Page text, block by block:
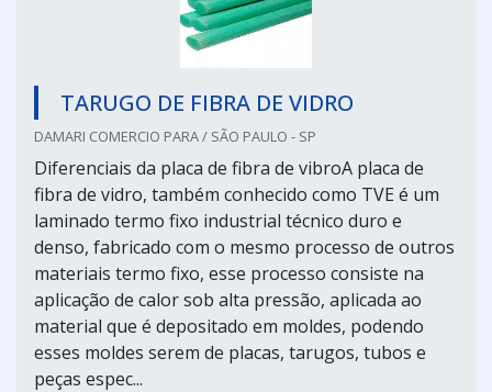
TARUGO DE FIBRA DE VIDRO
DAMARI COMERCIO PARA / SÃO PAULO - SP
Diferenciais da placa de fibra de vibroA placa de
fibra de vidro, também conhecido como TVE é um
laminado termo fixo industrial técnico duro e
denso, fabricado com o mesmo processo de outros
materiais termo fixo, esse processo consiste na
aplicação de calor sob alta pressão, aplicada ao
material que é depositado em moldes, podendo
esses moldes serem de placas, tarugos, tubos e
peças espec...